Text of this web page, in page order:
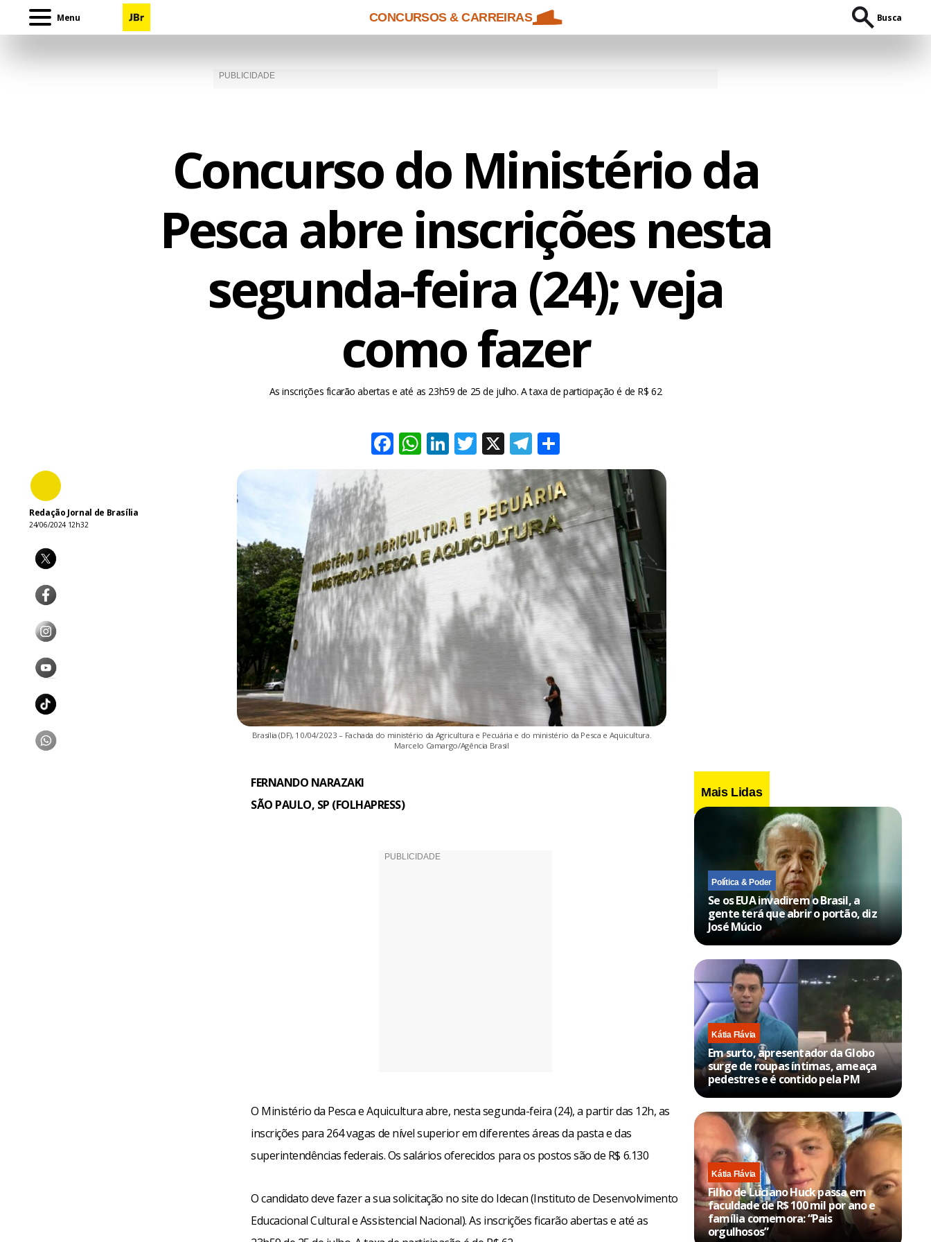
Menu CONCURSOS & CARREIRAS Busca
Concurso do Ministério da
Pesca abre inscrições nesta
segunda-feira (24); veja
como fazer
As inscrições ficarão abertas e até as 23h59 de 25 de julho. A taxa de participação é de R$ 62
Facebook
WhatsApp
LinkedIn
Twitter
X Telegram
Redação Jornal de Brasília
24/06/2024 12h32
Brasília (DF), 10/04/2023 – Fachada do ministério da Agricultura e Pecuária e do ministério da Pesca e Aquicultura.
Marcelo Camargo/Agência Brasil
FERNANDO NARAZAKI
SÃO PAULO, SP (FOLHAPRESS)
O Ministério da Pesca e Aquicultura abre, nesta segunda-feira (24), a partir das 12h, as
inscrições para 264 vagas de nível superior em diferentes áreas da pasta e das
superintendências federais. Os salários oferecidos para os postos são de R$ 6.130
O candidato deve fazer a sua solicitação no site do Idecan (Instituto de Desenvolvimento
Educacional Cultural e Assistencial Nacional). As inscrições ficarão abertas e até as
Mais Lidas
Política & Poder
Se os EUA invadirem o Brasil, a
gente terá que abrir o portão, diz
José Múcio
Kátia Flávia
Em surto, apresentador da Globo
surge de roupas íntimas, ameaça
pedestres e é contido pela PM
Kátia Flávia
Filho de Luciano Huck passa em
faculdade de R$ 100 mil por ano e
família comemora: “Pais
orgulhosos”